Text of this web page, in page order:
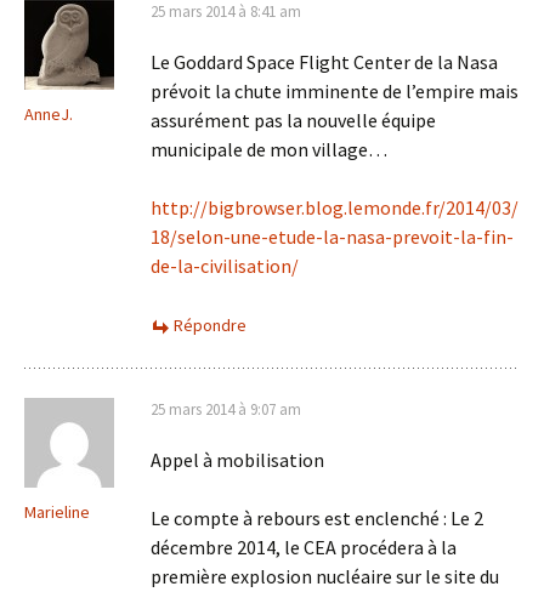
AnneJ.
25 mars 2014 à 8:41 am
Le Goddard Space Flight Center de la Nasa
prévoit la chute imminente de l’empire mais
assurément pas la nouvelle équipe
municipale de mon village…
http://bigbrowser.blog.lemonde.fr/2014/03/
18/selon-une-etude-la-nasa-prevoit-la-fin-
de-la-civilisation/
Répondre
Marieline
25 mars 2014 à 9:07 am
Appel à mobilisation
Le compte à rebours est enclenché : Le 2
décembre 2014, le CEA procédera à la
première explosion nucléaire sur le site du